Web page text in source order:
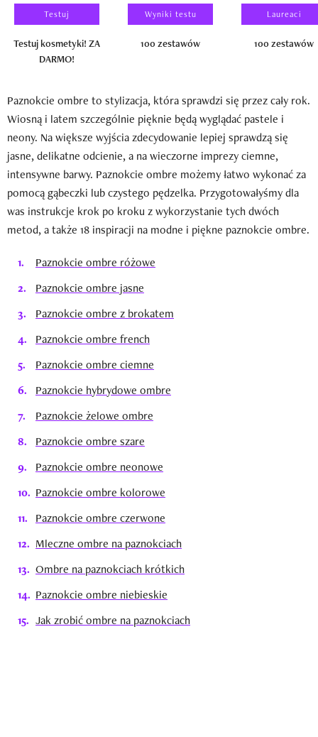
Testuj
Testuj kosmetyki! ZA
DARMO!
Wyniki testu
100 zestawów
Laureaci
100 zestawów
Paznokcie ombre to stylizacja, która sprawdzi się przez cały rok.
Wiosną i latem szczególnie pięknie będą wyglądać pastele i
neony. Na większe wyjścia zdecydowanie lepiej sprawdzą się
jasne, delikatne odcienie, a na wieczorne imprezy ciemne,
intensywne barwy. Paznokcie ombre możemy łatwo wykonać za
pomocą gąbeczki lub czystego pędzelka. Przygotowałyśmy dla
was instrukcje krok po kroku z wykorzystanie tych dwóch
metod, a także 18 inspiracji na modne i piękne paznokcie ombre.
Paznokcie ombre różowe
Paznokcie ombre jasne
Paznokcie ombre z brokatem
Paznokcie ombre french
Paznokcie ombre ciemne
Paznokcie hybrydowe ombre
Paznokcie żelowe ombre
Paznokcie ombre szare
Paznokcie ombre neonowe
Paznokcie ombre kolorowe
Paznokcie ombre czerwone
Mleczne ombre na paznokciach
Ombre na paznokciach krótkich
Paznokcie ombre niebieskie
Jak zrobić ombre na paznokciach